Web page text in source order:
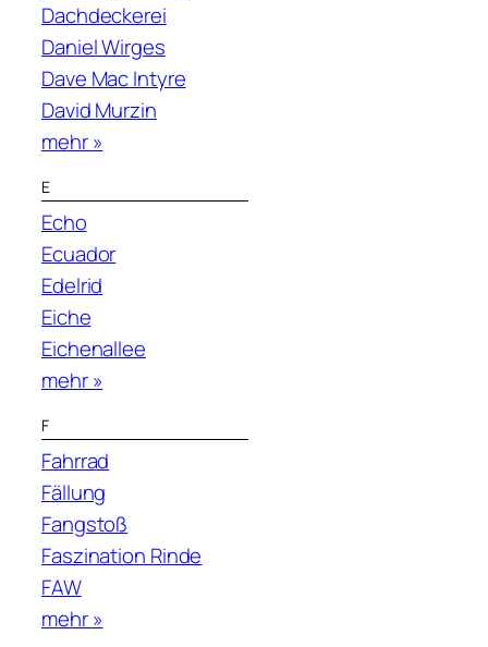
Dachdeckerei
Daniel Wirges
Dave Mac Intyre
David Murzin
mehr »
E
Echo
Ecuador
Edelrid
Eiche
Eichenallee
mehr »
F
Fahrrad
Fällung
Fangstoß
Faszination Rinde
FAW
mehr »